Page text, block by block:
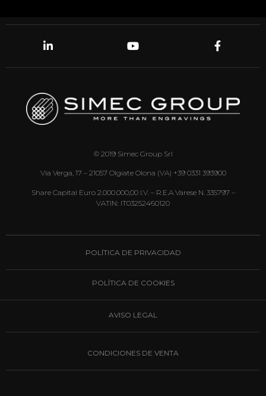
© 2019 Simec Group Srl
Via Verga, 17 – 21057 Olgiate Olona (VA) +39 0331 393900
Share Capital Euro 2.000.000,00 I.v. – R.E.A Varese N. 335797 –
VATIN: IT03252460120
POLÍTICA DE PRIVACIDAD
POLÍTICA DE COOKIES
AVISO LEGAL
CONDICIONES DE VENTA